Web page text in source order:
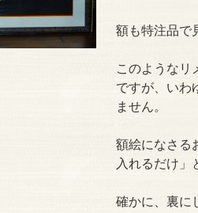
額も特注品で
このようなリ
ですが、いわ
ません。
額絵になさる
入れるだけ」
確かに、裏に